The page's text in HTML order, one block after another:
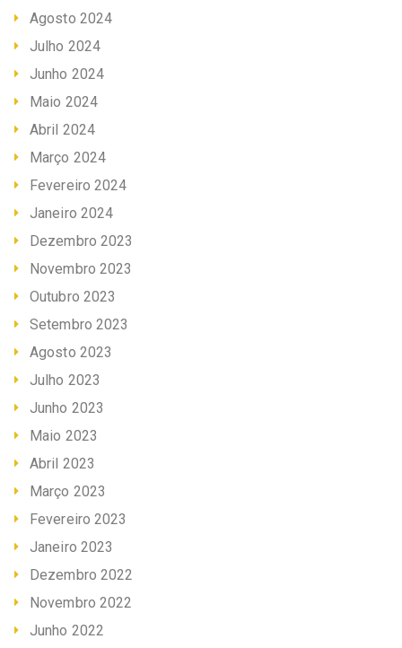
Agosto 2024
Julho 2024
Junho 2024
Maio 2024
Abril 2024
Março 2024
Fevereiro 2024
Janeiro 2024
Dezembro 2023
Novembro 2023
Outubro 2023
Setembro 2023
Agosto 2023
Julho 2023
Junho 2023
Maio 2023
Abril 2023
Março 2023
Fevereiro 2023
Janeiro 2023
Dezembro 2022
Novembro 2022
Junho 2022